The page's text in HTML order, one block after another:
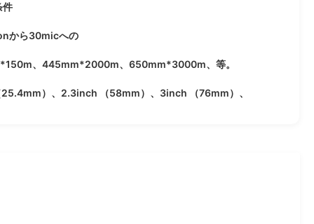
件
から30micへの
、445mm*2000m、650mm*3000m、等。
）、2.3inch （58mm）、3inch （76mm）、